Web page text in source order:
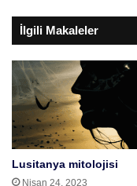
İlgili Makaleler
Lusitanya mitolojisi
Nisan 24, 2023